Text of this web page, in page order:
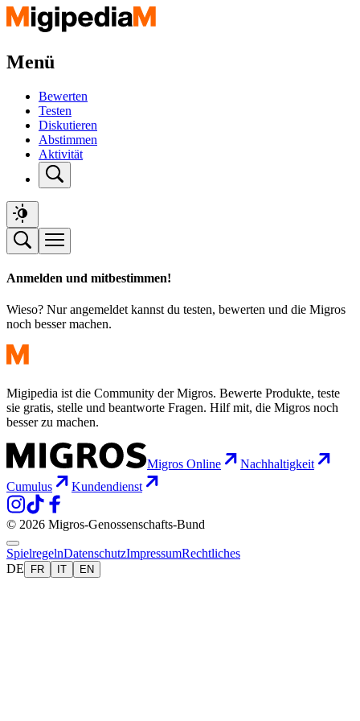
Menü
Bewerten
Testen
Diskutieren
Abstimmen
Aktivität
Anmelden und mitbestimmen!
Wieso? Nur angemeldet kannst du testen, bewerten und die Migros
noch besser machen.
Migipedia ist die Community der Migros. Bewerte Produkte, teste
sie gratis, stelle und beantworte Fragen. Hilf mit, die Migros noch
besser zu machen.
Migros Online
Nachhaltigkeit
Cumulus
Kundendienst
© 2026 Migros-Genossenschafts-Bund
SpielregelnDatenschutzImpressumRechtliches
DE
FR IT EN